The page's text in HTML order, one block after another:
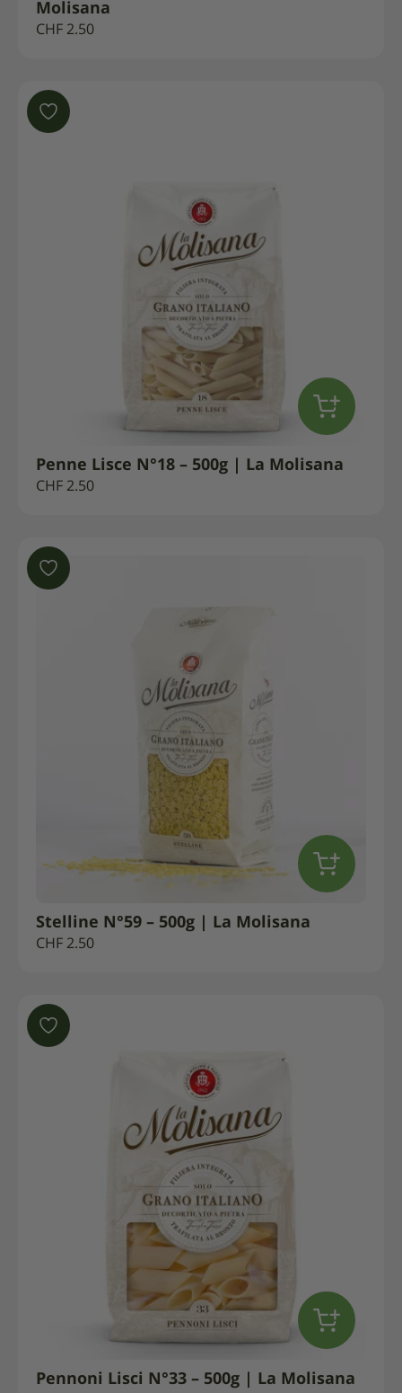
Molisana
CHF 2.50
Penne Lisce N°18 – 500g | La Molisana
CHF 2.50
Stelline N°59 – 500g | La Molisana
CHF 2.50
Pennoni Lisci N°33 – 500g | La Molisana